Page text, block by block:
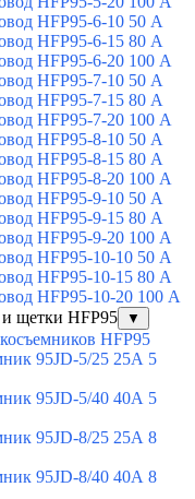
HFP95-6-10 50 А
HFP95-6-15 80 А
HFP95-6-20 100 А
HFP95-7-10 50 А
HFP95-7-15 80 А
HFP95-7-20 100 А
HFP95-8-10 50 А
HFP95-8-15 80 А
HFP95-8-20 100 А
HFP95-9-10 50 А
HFP95-9-15 80 А
HFP95-9-20 100 А
HFP95-10-10 50 А
HFP95-10-15 80 А
HFP95-10-20 100 А
щетки HFP95
▼
HFP95
95JD-5/25 25А 5
95JD-5/40 40А 5
95JD-8/25 25А 8
95JD-8/40 40А 8